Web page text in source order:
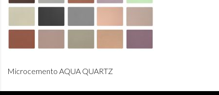
Microcemento AQUA QUARTZ